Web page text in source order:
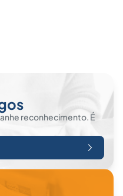
reconhecimento. É